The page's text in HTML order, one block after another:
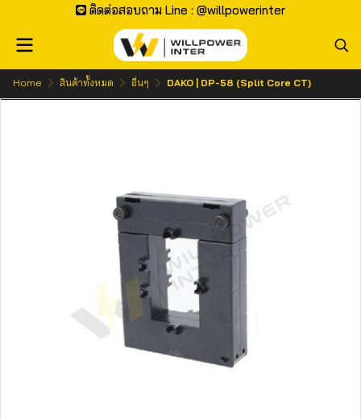
ติดต่อสอบถาม Line : @willpowerinter
Home สินค้าทั้งหมด อื่นๆ DAKO | DP-58 (Split Core CT)